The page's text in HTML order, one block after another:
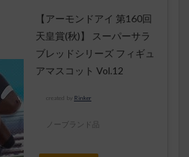
【アーモンドアイ 第160回
天皇賞(秋)】 スーパーサラ
ブレッドシリーズ フィギュ
アマスコット Vol.12
created by Rinker
ノーブランド品